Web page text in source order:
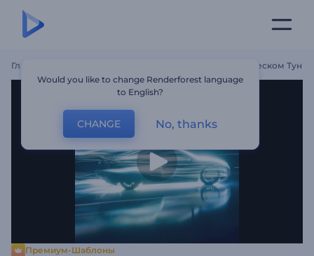
Главная Интро Автомобиля В Аэродинамическом
Премиум-Шаблоны
Would you like to change Renderforest language
to English?
CHANGE No, thanks